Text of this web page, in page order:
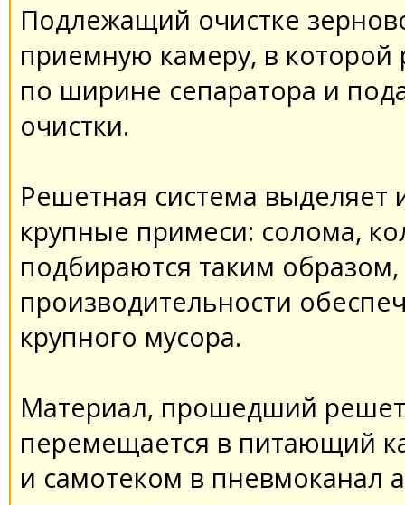
Подлежащий очистке
приемную камеру, в которой
по ширине сепаратора и
очистки.
Решетная система
крупные примеси: солома,
подбираются таким
производительности
крупного мусора.
Материал, прошедший
перемещается в питающий
и самотеком в пневмоканал